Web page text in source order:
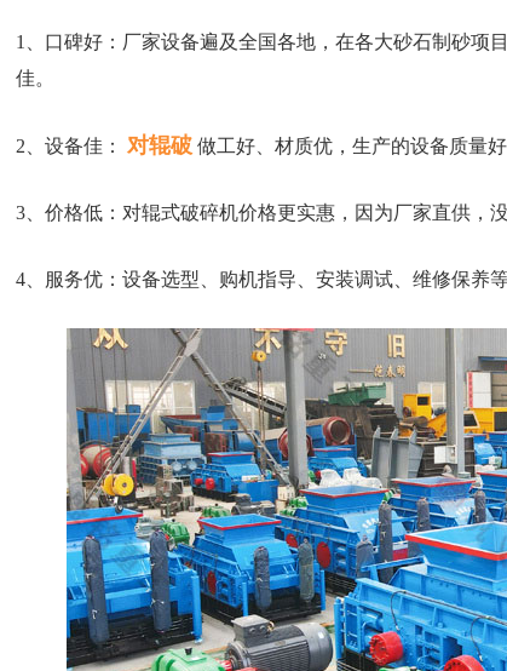
1、口碑好：厂家设备遍及全国各地，在各大砂石制砂项
佳。
2、设备佳： 对辊破 做工好、材质优，生产的设备质量
3、价格低：对辊式破碎机价格更实惠，因为厂家直供，
4、服务优：设备选型、购机指导、安装调试、维修保养